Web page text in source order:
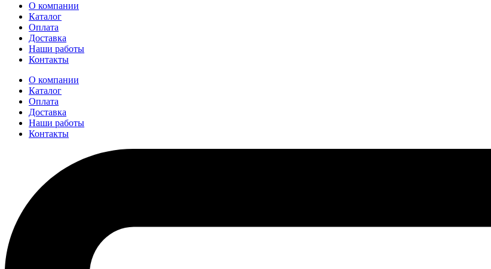
О компании
Каталог
Оплата
Доставка
Наши работы
Контакты
О компании
Каталог
Оплата
Доставка
Наши работы
Контакты